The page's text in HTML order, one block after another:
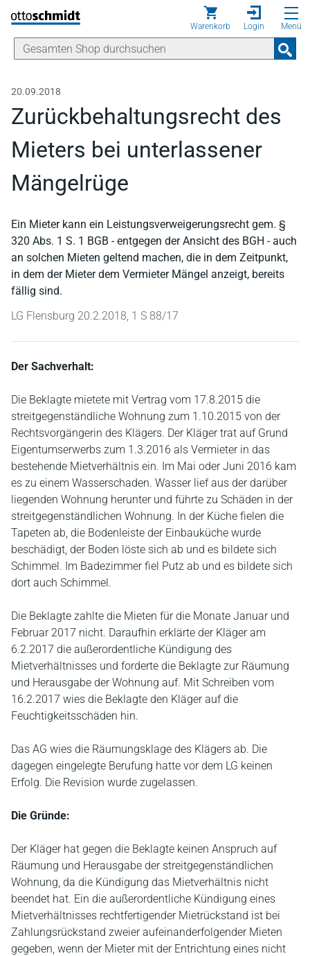
Direkt zum Inhalt
Warenkorb Login Menü
20.09.2018
Zurückbehaltungsrecht des
Mieters bei unterlassener
Mängelrüge
Ein Mieter kann ein Leistungsverweigerungsrecht gem. §
320 Abs. 1 S. 1 BGB - entgegen der Ansicht des BGH - auch
an solchen Mieten geltend machen, die in dem Zeitpunkt,
in dem der Mieter dem Vermieter Mängel anzeigt, bereits
fällig sind.
LG Flensburg 20.2.2018, 1 S 88/17
Der Sachverhalt:
Die Beklagte mietete mit Vertrag vom 17.8.2015 die
streitgegenständliche Wohnung zum 1.10.2015 von der
Rechtsvorgängerin des Klägers. Der Kläger trat auf Grund
Eigentumserwerbs zum 1.3.2016 als Vermieter in das
bestehende Mietverhältnis ein. Im Mai oder Juni 2016 kam
es zu einem Wasserschaden. Wasser lief aus der darüber
liegenden Wohnung herunter und führte zu Schäden in der
streitgegenständlichen Wohnung. In der Küche fielen die
Tapeten ab, die Bodenleiste der Einbauküche wurde
beschädigt, der Boden löste sich ab und es bildete sich
Schimmel. Im Badezimmer fiel Putz ab und es bildete sich
dort auch Schimmel.
Die Beklagte zahlte die Mieten für die Monate Januar und
Februar 2017 nicht. Daraufhin erklärte der Kläger am
6.2.2017 die außerordentliche Kündigung des
Mietverhältnisses und forderte die Beklagte zur Räumung
und Herausgabe der Wohnung auf. Mit Schreiben vom
16.2.2017 wies die Beklagte den Kläger auf die
Feuchtigkeitsschäden hin.
Das AG wies die Räumungsklage des Klägers ab. Die
dagegen eingelegte Berufung hatte vor dem LG keinen
Erfolg. Die Revision wurde zugelassen.
Die Gründe:
Der Kläger hat gegen die Beklagte keinen Anspruch auf
Räumung und Herausgabe der streitgegenständlichen
Wohnung, da die Kündigung das Mietverhältnis nicht
beendet hat. Ein die außerordentliche Kündigung eines
Mietverhältnisses rechtfertigender Mietrückstand ist bei
Zahlungsrückstand zweier aufeinanderfolgender Mieten
gegeben, wenn der Mieter mit der Entrichtung eines nicht